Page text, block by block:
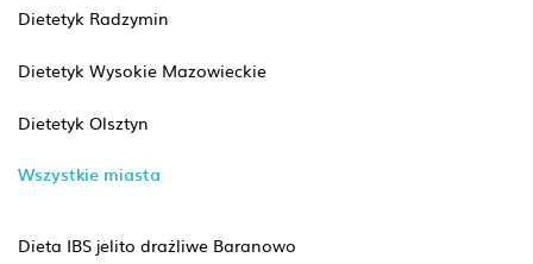
Dietetyk Radzymin
Dietetyk Wysokie Mazowieckie
Dietetyk Olsztyn
Wszystkie miasta
Dieta IBS jelito drażliwe Baranowo